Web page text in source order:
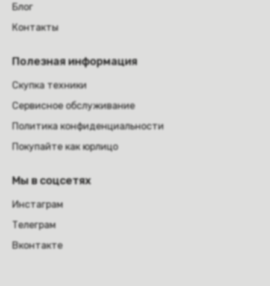
Блог
Контакты
Полезная информация
Скупка техники
Сервисное обслуживание
Политика конфиденциальности
Покупайте как юрлицо
Мы в соцсетях
Инстаграм
Телеграм
Вконтакте